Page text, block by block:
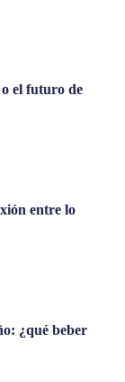
el futuro de
entre lo
¿qué beber